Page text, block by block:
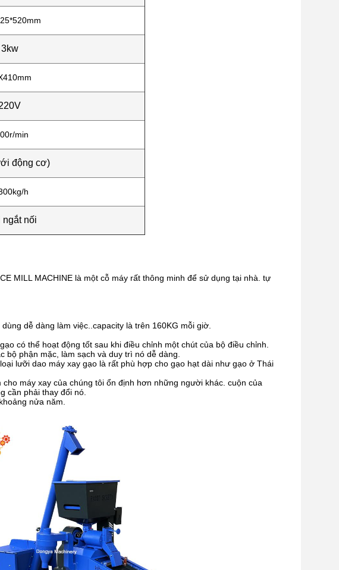
3kw
min
động cơ)
h
ngắt nối
MILL MACHINE là một cỗ máy rất thông minh để sử dụng tại nhà. tự
dễ dàng làm việc..capacity là trên 160KG mỗi giờ.
có thể hoạt động tốt sau khi điều chỉnh một chút của bộ điều chỉnh.
phận mặc, làm sạch và duy trì nó dễ dàng.
lưỡi dao máy xay gạo là rất phù hợp cho gạo hạt dài như gạo ở Thái
máy xay của chúng tôi ổn định hơn những người khác. cuộn của
cần phải thay đổi nó.
nửa năm.